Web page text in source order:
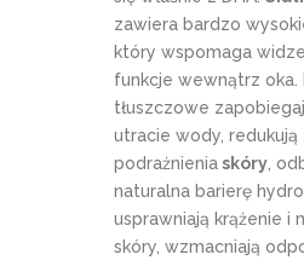
zawiera bardzo
który wspomaga
funkcje wewnątrz oka.
tłuszczowe
utracie wody, redukują
podrażnieniaskóry ,
naturalna barierę
usprawniają krążenie i
skóry, wzmacniają